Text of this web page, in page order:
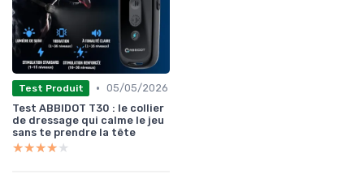
Test Produit • 05/05/2026
Test ABBIDOT T30 : le collier
de dressage qui calme le jeu
sans te prendre la tête
★★★★★
★★★★★